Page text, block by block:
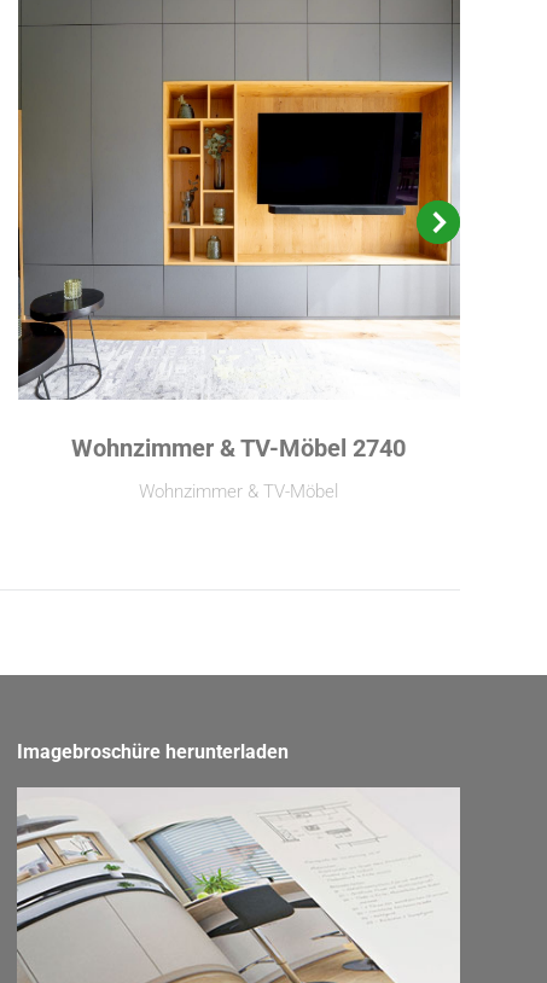
Wohnzimmer & TV-Möbel 2740
Wohnzimmer & TV-Möbel
Imagebroschüre herunterladen